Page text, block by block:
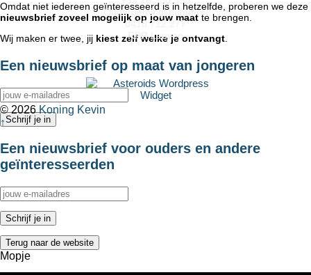
Ondernemingsnummer:
0418.712.277
RPR Leuven
© 2026Koning Kevin
↑
Omdat niet iedereen geïnteresseerd is in hetzelfde, proberen we deze
nieuwsbrief zoveel mogelijk op jouw maat te brengen.
Wij maken er twee, jij kiest zelf welke je ontvangt
Een nieuwsbrief op maat van jongeren
Een nieuwsbrief voor ouders en andere
geïnteresseerden
Terug naar de website
Mopje